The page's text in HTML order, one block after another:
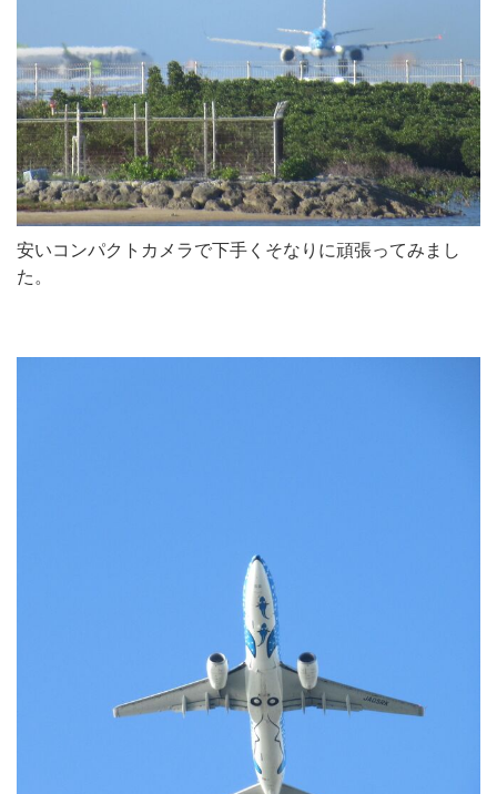
安いコンパクトカメラで下手くそなりに頑張ってみまし
た。